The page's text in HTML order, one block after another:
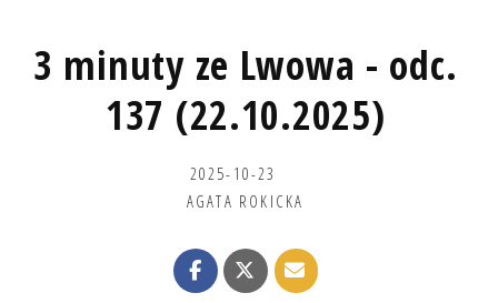
3 minuty ze Lwowa - odc.
137 (22.10.2025)
2025-10-23
AGATA ROKICKA